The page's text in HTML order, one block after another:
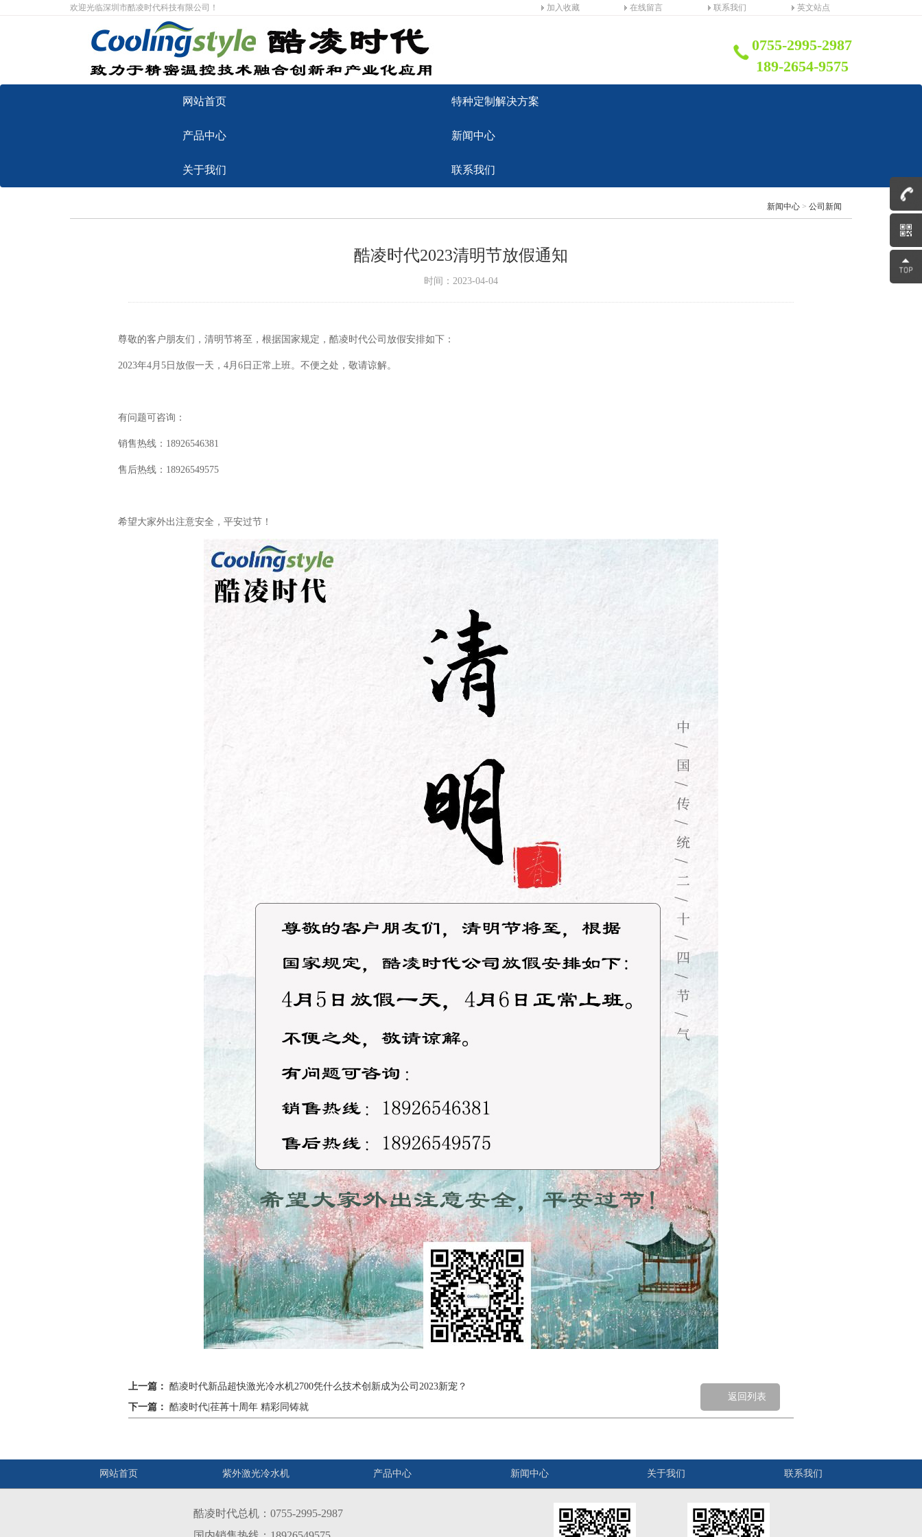
欢迎光临深圳市酷凌时代科技有限公司！ 加入收藏 在线留言 联系我们 英文站点
0755-2995-2987
189-2654-9575
网站首页 特种定制解决方案
产品中心 新闻中心
关于我们 联系我们
新闻中心 > 公司新闻
酷凌时代2023清明节放假通知
时间：2023-04-04
尊敬的客户朋友们，清明节将至，根据国家规定，酷凌时代公司放假安排如下：
2023年4月5日放假一天，4月6日正常上班。不便之处，敬请谅解。
有问题可咨询：
销售热线：18926546381
售后热线：18926549575
希望大家外出注意安全，平安过节！
上一篇： 酷凌时代新品超快激光冷水机2700凭什么技术创新成为公司2023新宠？
下一篇： 酷凌时代|荏苒十周年 精彩同铸就
返回列表
网站首页 紫外激光冷水机 产品中心 新闻中心 关于我们 联系我们
酷凌时代总机：0755-2995-2987